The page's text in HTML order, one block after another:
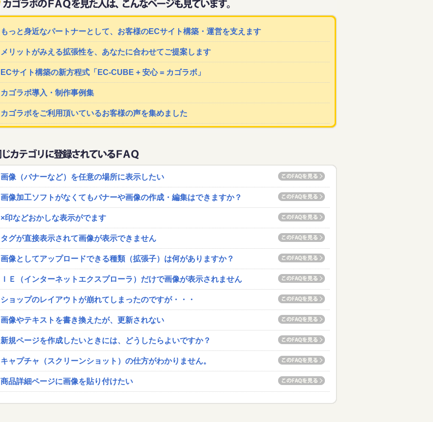
もっと身近なパートナーとして、お客様のECサイト構築・運営を支えます
メリットがみえる拡張性を、あなたに合わせてご提案します
ECサイト構築の新方程式「EC-CUBE + 安心 = カゴラボ」
カゴラボ導入・制作事例集
カゴラボをご利用頂いているお客様の声を集めました
画像（バナーなど）を任意の場所に表示したい
画像加工ソフトがなくてもバナーや画像の作成・編集はできますか？
×印などおかしな表示がでます
タグが直接表示されて画像が表示できません
画像としてアップロードできる種類（拡張子）は何がありますか？
ＩＥ（インターネットエクスプローラ）だけで画像が表示されません
ショップのレイアウトが崩れてしまったのですが・・・
画像やテキストを書き換えたが、更新されない
新規ページを作成したいときには、どうしたらよいですか？
キャプチャ（スクリーンショット）の仕方がわかりません。
商品詳細ページに画像を貼り付けたい